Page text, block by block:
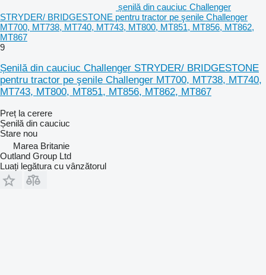
șenilă din cauciuc Challenger
STRYDER/ BRIDGESTONE pentru tractor pe şenile Challenger
MT700, MT738, MT740, MT743, MT800, MT851, MT856, MT862,
MT867
9
Șenilă din cauciuc Challenger STRYDER/ BRIDGESTONE
pentru tractor pe şenile Challenger MT700, MT738, MT740,
MT743, MT800, MT851, MT856, MT862, MT867
Preț la cerere
Șenilă din cauciuc
Stare nou
Marea Britanie
Outland Group Ltd
Luați legătura cu vânzătorul